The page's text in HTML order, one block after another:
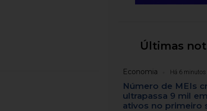
Últimas
Economia Há 6 minutos
Número de MEIs
ultrapassa 9 mil
ativos no primeiro